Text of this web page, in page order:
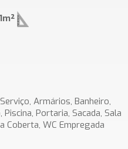
Armários, Banheiro,
Portaria, Sacada, Sala
Coberta, WC Empregada